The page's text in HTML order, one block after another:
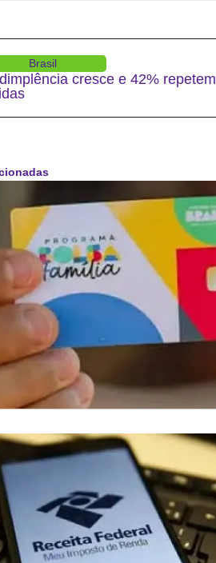
Brasil
cresce e 42% repetem